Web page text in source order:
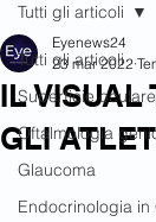
Tutti gli articoli
Superficie oculare
Oftalmologia
Glaucoma
Endocrinologia in
Tutti gli articoli
IL VISUAL
GLI
Eyenews24
23 mar 2022